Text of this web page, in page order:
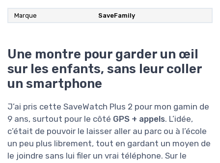
Marque SaveFamily
Une montre pour garder un œil
sur les enfants, sans leur coller
un smartphone
J’ai pris cette SaveWatch Plus 2 pour mon gamin de
9 ans, surtout pour le côté GPS + appels. L’idée,
c’était de pouvoir le laisser aller au parc ou à l’école
un peu plus librement, tout en gardant un moyen de
le joindre sans lui filer un vrai téléphone. Sur le